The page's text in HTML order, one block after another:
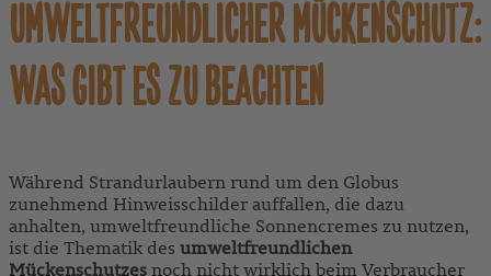
UMWELTFREUNDLICHER MÜCKENSCHUTZ:
WAS GIBT ES ZU BEACHTEN
Während Strandurlaubern rund um den Globus
zunehmend Hinweisschilder auffallen, die dazu
anhalten, umweltfreundliche Sonnencremes zu nutzen,
ist die Thematik des umweltfreundlichen
Mückenschutzesnoch nicht wirklich beim Verbraucher